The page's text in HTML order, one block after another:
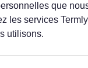
que
les services Termly
utilisons.